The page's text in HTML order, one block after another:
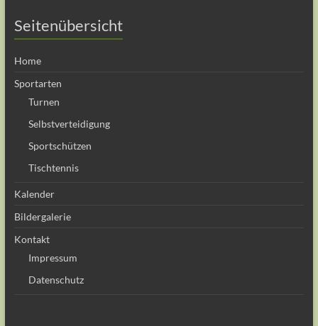
Seitenübersicht
Home
Sportarten
Turnen
Selbstverteidigung
Sportschützen
Tischtennis
Kalender
Bildergalerie
Kontakt
Impressum
Datenschutz